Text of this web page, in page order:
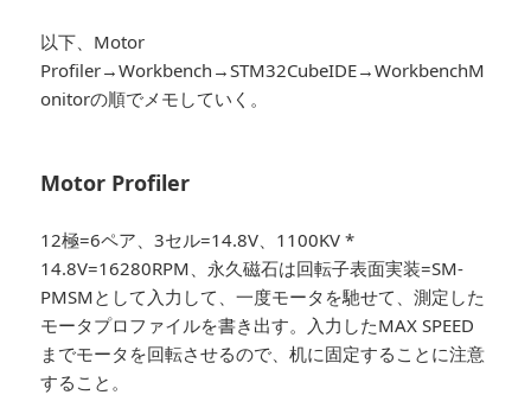
以下、Motor
Profiler→Workbench→STM32CubeIDE→WorkbenchM
onitorの順でメモしていく。
Motor Profiler
12極=6ペア、3セル=14.8V、1100KV *
14.8V=16280RPM、永久磁石は回転子表面実装=SM-
PMSMとして入力して、一度モータを馳せて、測定した
モータプロファイルを書き出す。入力したMAX SPEED
までモータを回転させるので、机に固定することに注意
すること。